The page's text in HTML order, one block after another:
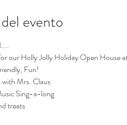
evento
our Holly Jolly Holiday Open House
Fun!
Mrs. Claus
Sing-a-long
treats